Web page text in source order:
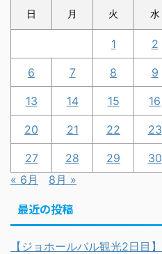
日 月 火 水
1 2
6 7 8 9
13 14 15 16
20 21 22 23
27 28 29 30
« 6月
8月 »
最近の投稿
【ジョホールバル観光2日目